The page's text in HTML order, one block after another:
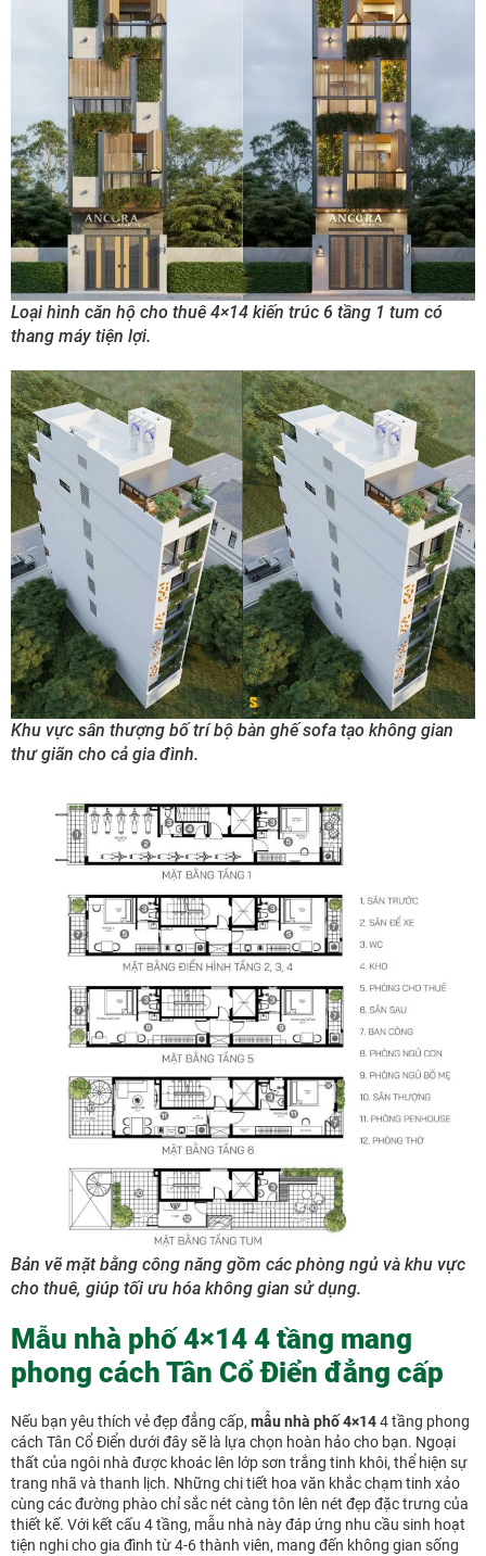
Loại hình căn hộ cho thuê 4×14 kiến trúc 6 tầng 1 tum có
thang máy tiện lợi.
Khu vực sân thượng bố trí bộ bàn ghế sofa tạo không gian
thư giãn cho cả gia đình.
Bản vẽ mặt bằng công năng gồm các phòng ngủ và khu vực
cho thuê, giúp tối ưu hóa không gian sử dụng.
Mẫu nhà phố 4×14 4 tầng mang
phong cách Tân Cổ Điển đẳng cấp
Nếu bạn yêu thích vẻ đẹp đẳng cấp, mẫu nhà phố 4×144 tầng phong
cách Tân Cổ Điển dưới đây sẽ là lựa chọn hoàn hảo cho bạn. Ngoại
thất của ngôi nhà được khoác lên lớp sơn trắng tinh khôi, thể hiện sự
trang nhã và thanh lịch. Những chi tiết hoa văn khắc chạm tinh xảo
cùng các đường phào chỉ sắc nét càng tôn lên nét đẹp đặc trưng của
thiết kế. Với kết cấu 4 tầng, mẫu nhà này đáp ứng nhu cầu sinh hoạt
tiện nghi cho gia đình từ 4-6 thành viên, mang đến không gian sống